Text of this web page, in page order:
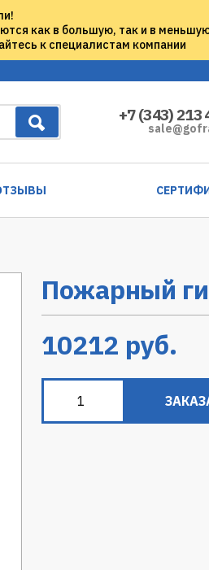
как в большую, так и в
к специалистам компании
+7 (343) 213
Пожарный
10212 руб.